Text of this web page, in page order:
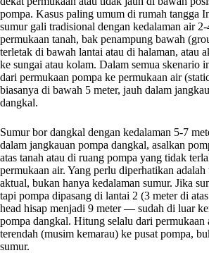
pompa. Kasus paling umum di rumah tangga
sumur gali tradisional dengan kedalaman air
permukaan tanah, bak penampung bawah
terletak di bawah lantai atau di halaman, atau
ke sungai atau kolam. Dalam semua skenario
dari permukaan pompa ke permukaan air
biasanya di bawah 5 meter, jauh dalam
dangkal.
Sumur bor dangkal dengan kedalaman 5-7
dalam jangkauan pompa dangkal, asalkan
atas tanah atau di ruang pompa yang tidak
permukaan air. Yang perlu diperhatikan adalah
aktual, bukan hanya kedalaman sumur. Jika
tapi pompa dipasang di lantai 2 (3 meter di
head hisap menjadi 9 meter — sudah di luar
pompa dangkal. Hitung selalu dari permukaan
terendah (musim kemarau) ke pusat pompa,
sumur.